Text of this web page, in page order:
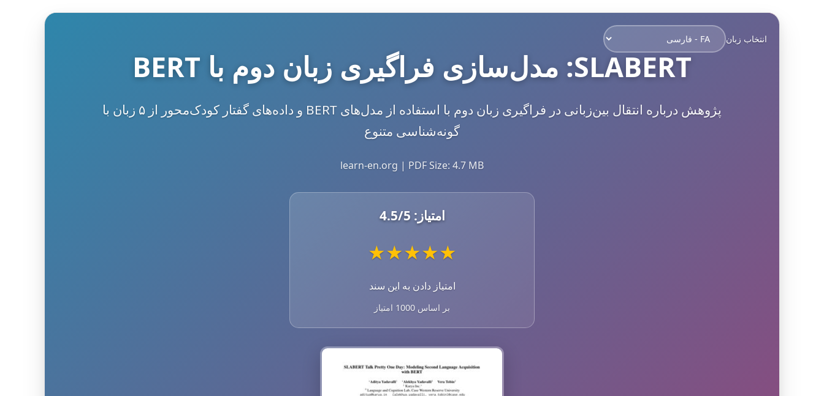
انتخاب زبان
SLABERT: مدل‌سازی فراگیری زبان دوم با BERT
پژوهش درباره انتقال بین‌زبانی در فراگیری زبان دوم با استفاده از مدل‌های BERT و داده‌های گفتار کودک‌محور از ۵ زبان با
گونه‌شناسی متنوع
learn-en.org | PDF Size: 4.7 MB
امتیاز: 4.5/5
★
★
★
★
★
امتیاز دادن به این سند
بر اساس 1000 امتیاز